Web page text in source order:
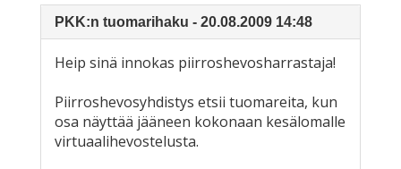
PKK:n tuomarihaku - 20.08.2009 14:48
Heip sinä innokas piirroshevosharrastaja!
Piirroshevosyhdistys etsii tuomareita, kun
osa näyttää jääneen kokonaan kesälomalle
virtuaalihevostelusta.